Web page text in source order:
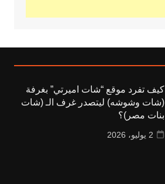
كيف تفرد موقع “شات اميرتي” بغرفة
(شات وشوشه) ليتصدر غرف الـ (شات
بنات مصر)؟
2 يوليو، 2026